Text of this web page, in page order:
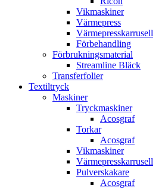
Vikmaskiner
Värmepress
Värmepresskarrusell
Förbehandling
Förbrukningsmaterial
Streamline Bläck
Transferfolier
Textiltryck
Maskiner
Tryckmaskiner
Acosgraf
Torkar
Acosgraf
Vikmaskiner
Värmepresskarrusell
Pulverskakare
Acosgraf